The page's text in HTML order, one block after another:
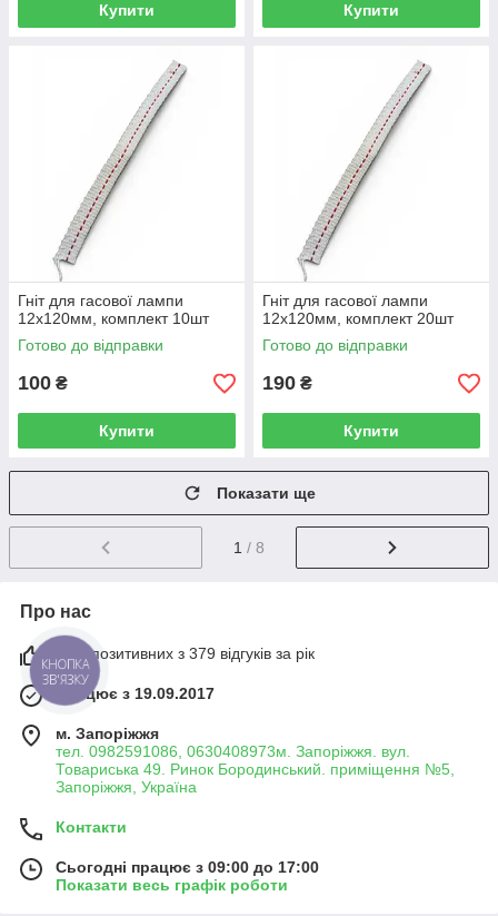
Купити Купити
Гніт для гасової лампи
12х120мм, комплект 10шт
Готово до відправки
100 ₴
Купити
Гніт для гасової лампи
12х120мм, комплект 20шт
Готово до відправки
190 ₴
Купити
Показати ще
1 / 8
Про нас
98% позитивних з 379 відгуків за рік
Працює з 19.09.2017
м. Запоріжжя
тел. 0982591086, 0630408973м. Запоріжжя. вул.
Товариська 49. Ринок Бородинський. приміщення №5,
Запоріжжя, Україна
Контакти
Сьогодні працює з 09:00 до 17:00
Показати весь графік роботи
КНОПКА
ЗВ'ЯЗКУ